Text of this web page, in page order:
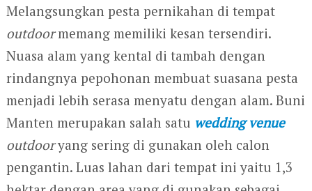
Melangsungkan pesta pernikahan di tempat
outdoormemang memiliki kesan tersendiri.
Nuasa alam yang kental di tambah dengan
rindangnya pepohonan membuat suasana pesta
menjadi lebih serasa menyatu dengan alam. Buni
Manten merupakan salah satu wedding venue
outdooryang sering di gunakan oleh calon
pengantin. Luas lahan dari tempat ini yaitu 1,3